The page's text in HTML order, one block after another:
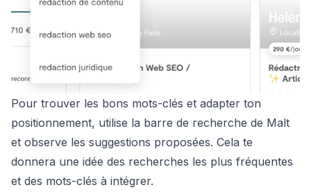
Pour trouver les bons mots-clés et adapter ton
positionnement, utilise la barre de recherche de Malt
et observe les suggestions proposées. Cela te
donnera une idée des recherches les plus fréquentes
et des mots-clés à intégrer.